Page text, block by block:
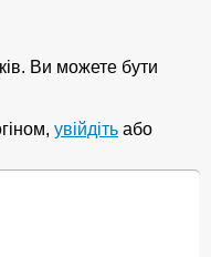
Ви можете бути
увійдіть або